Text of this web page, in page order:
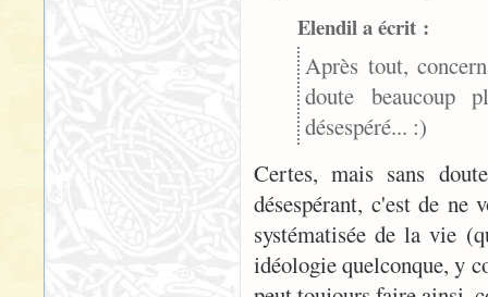
Elendil a écrit :
Après tout,
doute beaucoup
désespéré... :)
Certes, mais sans
désespérant, c'est de
systématisée de la vie
idéologie quelconque, y